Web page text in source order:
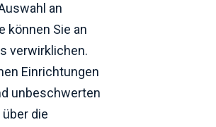
an
können Sie an
verwirklichen.
Einrichtungen
unbeschwerten
die